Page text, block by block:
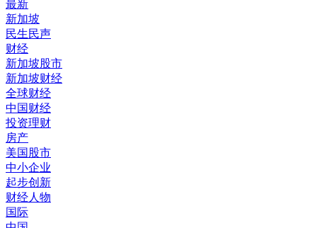
最新
新加坡
民生民声
财经
新加坡股市
新加坡财经
全球财经
中国财经
投资理财
房产
美国股市
中小企业
起步创新
财经人物
国际